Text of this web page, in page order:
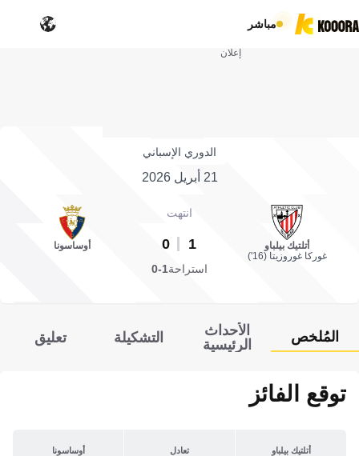
مباشر
إعلان
الدوري الإسباني
21 أبريل 2026
أتلتيك بيلباو
غوركا غوروزيتا (16')
انتهت
1
0 أوساسونا
استراحة1-0
المُلخص
الأحداث
الرئيسية
التشكيلة تعليق
توقع الفائز
أتلتيك بيلباو تعادل أوساسونا